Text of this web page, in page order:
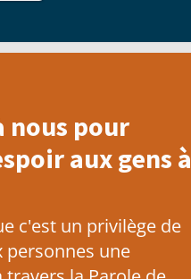
nous pour
aux gens à
c'est un privilège de
une